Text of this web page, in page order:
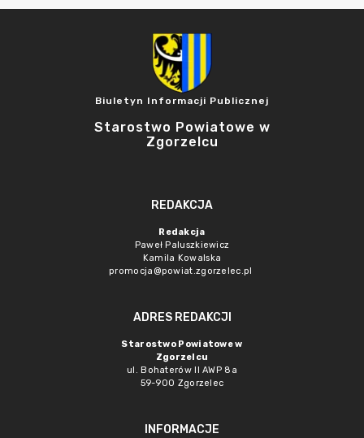
Biuletyn Informacji Publicznej
Starostwo Powiatowe w
Zgorzelcu
REDAKCJA
Redakcja
Paweł Paluszkiewicz
Kamila Kowalska
promocja@powiat.zgorzelec.pl
ADRES REDAKCJI
Starostwo Powiatowe w
Zgorzelcu
ul. Bohaterów II AWP 8a
59-900 Zgorzelec
INFORMACJE